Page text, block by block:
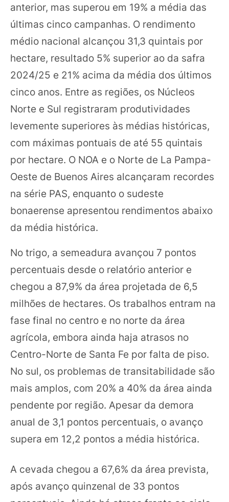
anterior, mas superou em 19% a média das
últimas cinco campanhas. O rendimento
médio nacional alcançou 31,3 quintais por
hectare, resultado 5% superior ao da safra
2024/25 e 21% acima da média dos últimos
cinco anos. Entre as regiões, os Núcleos
Norte e Sul registraram produtividades
levemente superiores às médias históricas,
com máximas pontuais de até 55 quintais
por hectare. O NOA e o Norte de La Pampa-
Oeste de Buenos Aires alcançaram recordes
na série PAS, enquanto o sudeste
bonaerense apresentou rendimentos abaixo
da média histórica.
No trigo, a semeadura avançou 7 pontos
percentuais desde o relatório anterior e
chegou a 87,9% da área projetada de 6,5
milhões de hectares. Os trabalhos entram na
fase final no centro e no norte da área
agrícola, embora ainda haja atrasos no
Centro-Norte de Santa Fe por falta de piso.
No sul, os problemas de transitabilidade são
mais amplos, com 20% a 40% da área ainda
pendente por região. Apesar da demora
anual de 3,1 pontos percentuais, o avanço
supera em 12,2 pontos a média histórica.
A cevada chegou a 67,6% da área prevista,
após avanço quinzenal de 33 pontos